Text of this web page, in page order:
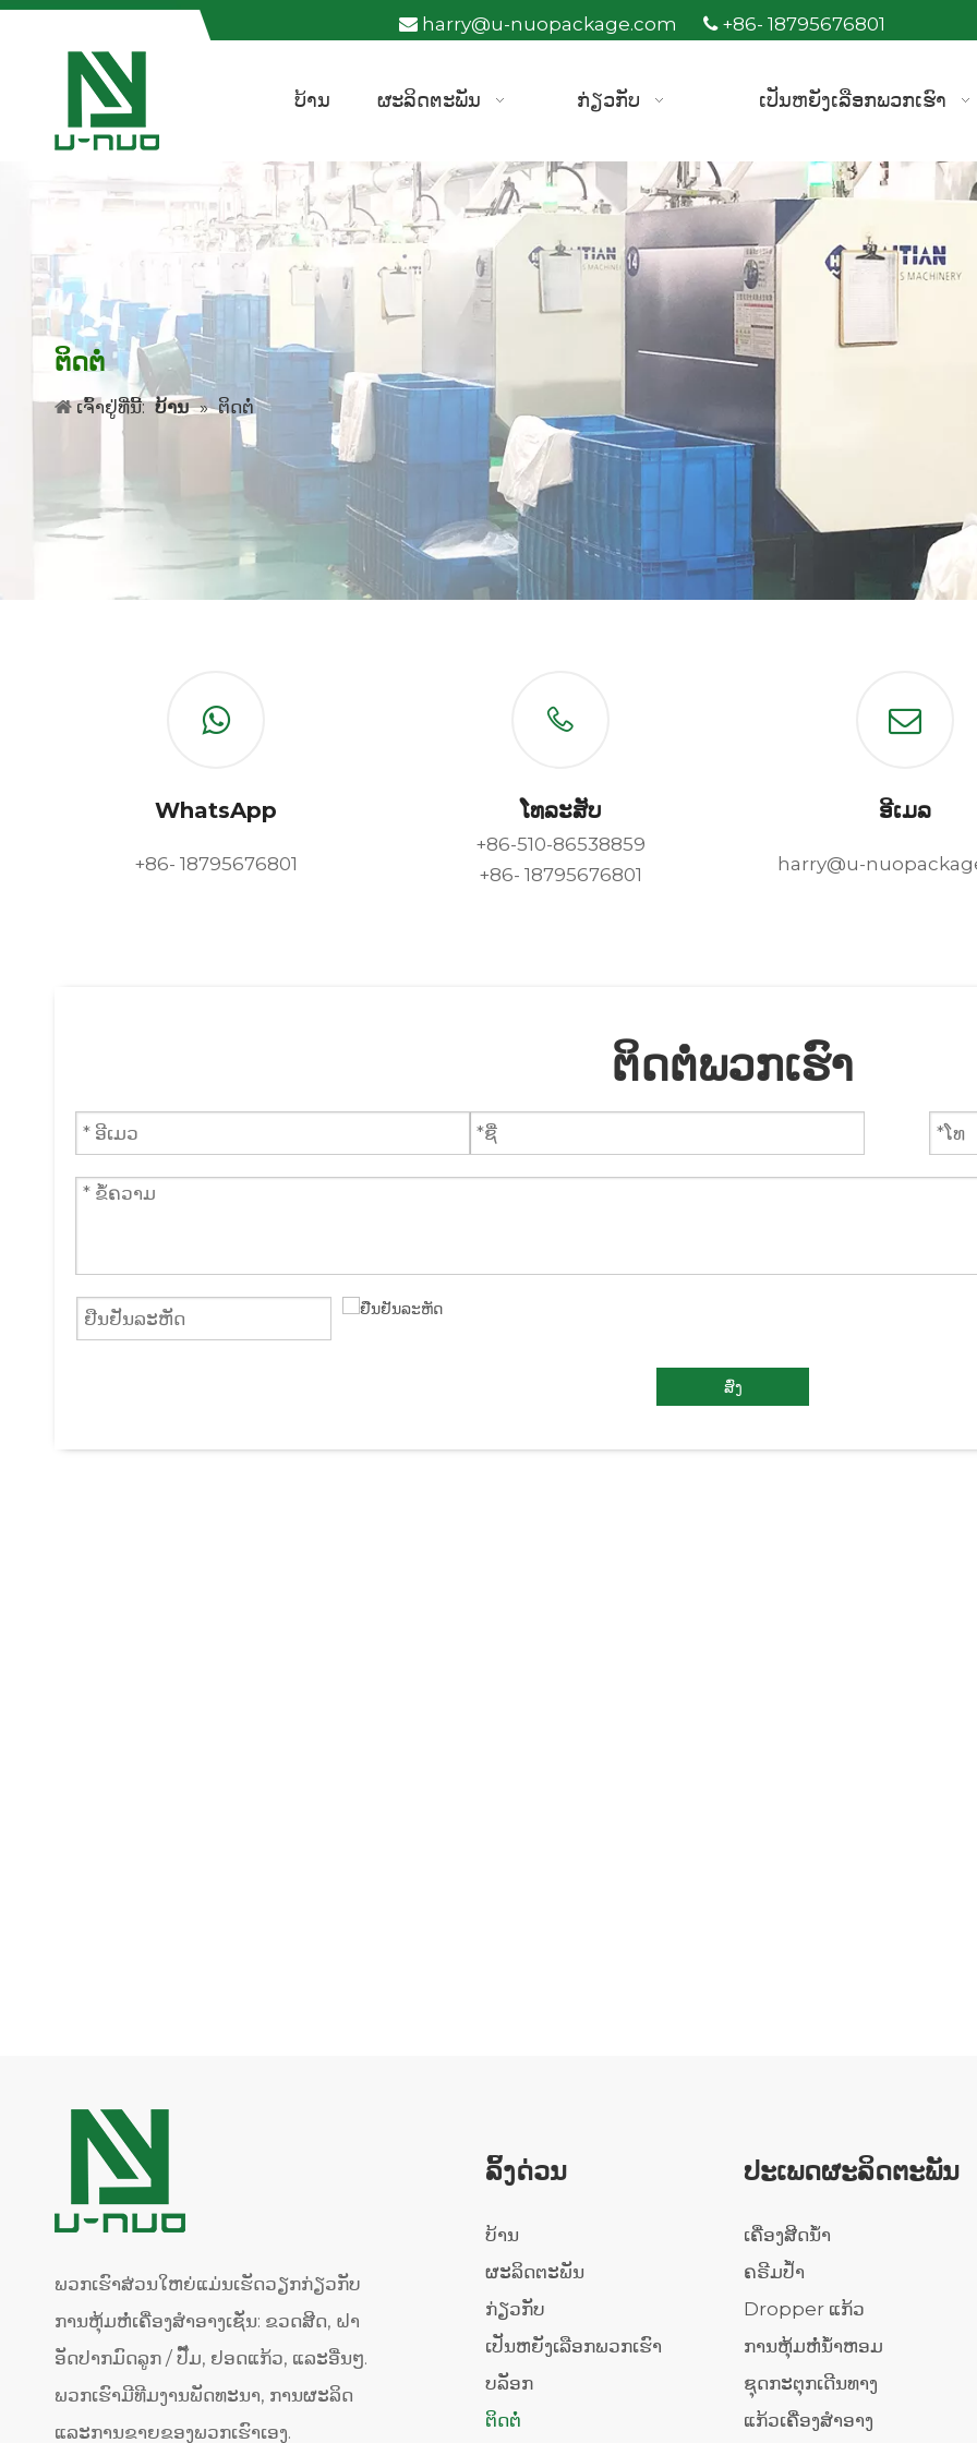
 harry@u-nuopackage.com +86- 18795676801
ບ້ານ ຜະລິດຕະພັນ ກ່ຽວກັບ ເປັນຫຍັງເລືອກພວກເຮົາ
ຕິດຕໍ່
ເຈົ້າຢູ່ທີ່ນີ້: ບ້ານ » ຕິດຕໍ່
WhatsApp
+86- 18795676801
ໂທລະສັບ
+86-510-86538859
+86- 18795676801
ອີເມລ
harry@u-
ຕິດຕໍ່ພວກເຮົາ
ສົ່ງ
ພວກເຮົາສ່ວນໃຫຍ່ແມ່ນເຮັດວຽກກ່ຽວກັບ
ການຫຸ້ມຫໍ່ເຄື່ອງສໍາອາງເຊັ່ນ: ຂວດສີດ, ຝາ
ອັດປາກມົດລູກ / ປັ໊ມ, ຢອດແກ້ວ, ແລະອື່ນໆ.
ພວກເຮົາມີທີມງານພັດທະນາ, ການຜະລິດ
ແລະການຂາຍຂອງພວກເຮົາເອງ.
ລິ້ງດ່ວນ
ບ້ານ
ຜະລິດຕະພັນ
ກ່ຽວກັບ
ເປັນຫຍັງເລືອກພວກເຮົາ
ບລັອກ
ຕິດຕໍ່
ປະເພດຜະລິດຕະພັນ
ເຄື່ອງສີດນ້ຳ
ຄຣີມປ້ຳ
Dropper ແກ້ວ
ການຫຸ້ມຫໍ່ນ້ໍາຫອມ
ຊຸດກະຕຸກເດີນທາງ
ແກ້ວເຄື່ອງສໍາອາງ